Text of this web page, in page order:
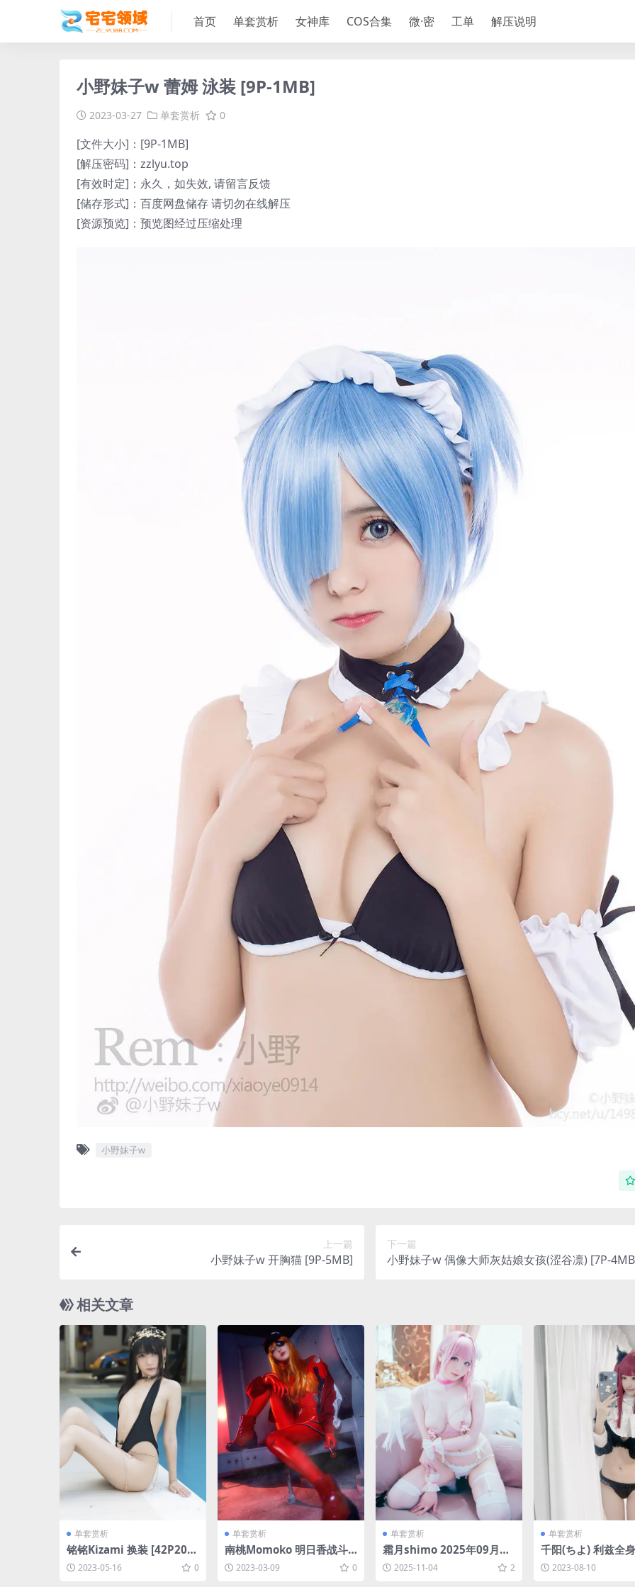
首页 单套赏析 女神库 COS合集 微·密 工单 解压说明
小野妹子w 蕾姆 泳装 [9P-1MB]
2023-03-27 单套赏析 0
[文件大小]：[9P-1MB]
[解压密码]：zzlyu.top
[有效时定]：永久，如失效, 请留言反馈
[储存形式]：百度网盘储存 请切勿在线解压
[资源预览]：预览图经过压缩处理
小野妹子w
上一篇
小野妹子w 开胸猫 [9P-5MB]
下一篇
小野妹子w 偶像大师灰姑娘女孩(涩谷凛) [7P-
相关文章
单套赏析
铭铭Kizami 换装 [42P20M
B] 2023-05-16 0
单套赏析
南桃Momoko 明日香战斗
服 [18P-100MB]
2023-03-09 0
单套赏析
霜月shimo 2025年09月订
阅 桃樂絲 Dorothy (NIKK
E) [26P3V-74MB]
2025-11-04 2
单套赏析
千阳(ちよ) 利兹全
0MB]
2023-08-10